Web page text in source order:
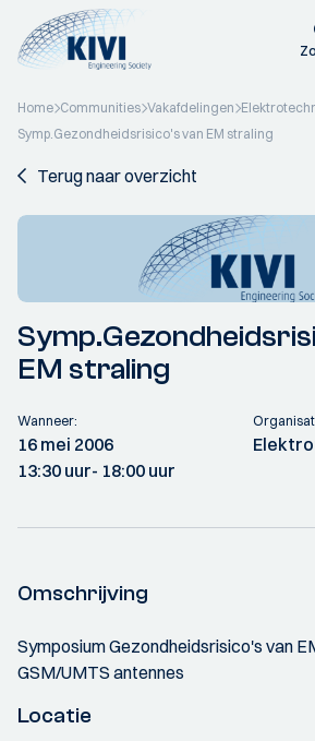
Home Communities Vakafdelingen
Symp.Gezondheidsrisico's van EM straling
Terug naar overzicht
EM straling
Wanneer:
16 mei 2006
13:30 uur- 18:00 uur
Omschrijving
Symposium Gezondheidsrisico's van
GSM/UMTS antennes
Locatie